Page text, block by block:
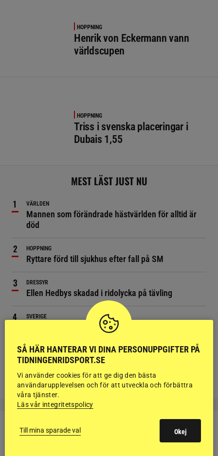
HOPPNING
Henrik von Eckermann vann
världscupen
HOPPNING
Triss i svenska placeringar i
Dubais 1,55
MEST LÄST JUST NU
VÄRLDEN
Mannen som förändrade hästvärlden för alltid är
död
HOPPNING
Ryttare förd till sjukhus efter fall på SM
DRESSYR
Ellen Hedbys skadad i ridolycka på tävling
SVERIGE
Bil körde på häst – smet från olyckan
SPORTNYTT
Hingst som satt djupa avtryck i hoppaveln är död
SÅ HÄR HANTERAR VI DINA PERSONUPPGIFTER PÅ
TIDNINGENRIDSPORT.SE
Vi använder cookies för att ge dig den bästa
användarupplevelsen och för att utveckla och förbättra
våra tjänster.
Läs vår integritetspolicy
Till mina sparade val Okej